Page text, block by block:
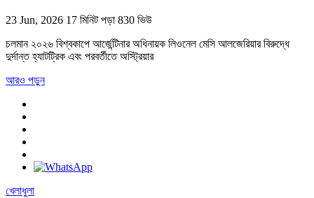
23 Jun, 2026 17 মিনিট পড়া 830 ভিউ
চলমান ২০২৬ বিশ্বকাপে আর্জেন্টিনার অধিনায়ক লিওনেল মেসি আলজেরিয়ার বিরুদ্ধে
দুর্দান্ত হ্যাটট্রিক এবং পরবর্তীতে অস্ট্রিয়ার
আরও পড়ুন
খেলাধুলা